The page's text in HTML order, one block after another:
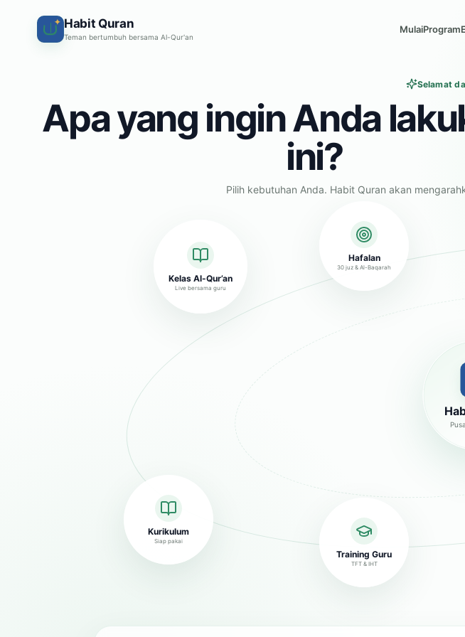
✦ Habit Quran
Teman bertumbuh bersama Al-Qur'an
MulaiProgram
Selamat
Apa yang ingin Anda
ini?
Pilih kebutuhan Anda. Habit Quran akan
Kelas Al-Qur’an
Live bersama guru
Hafalan
30 juz & Al-Baqarah
Training Guru
TFT & IHT
Kurikulum
Siap pakai